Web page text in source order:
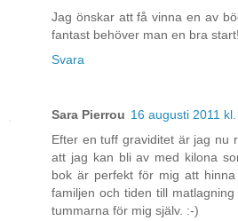
Jag önskar att få vinna en av
fantast behöver man en bra
Svara
Sara Pierrou 16 augusti 2011
Efter en tuff graviditet är jag nu
att jag kan bli av med kilona
bok är perfekt för mig att
familjen och tiden till
tummarna för mig själv. :-)